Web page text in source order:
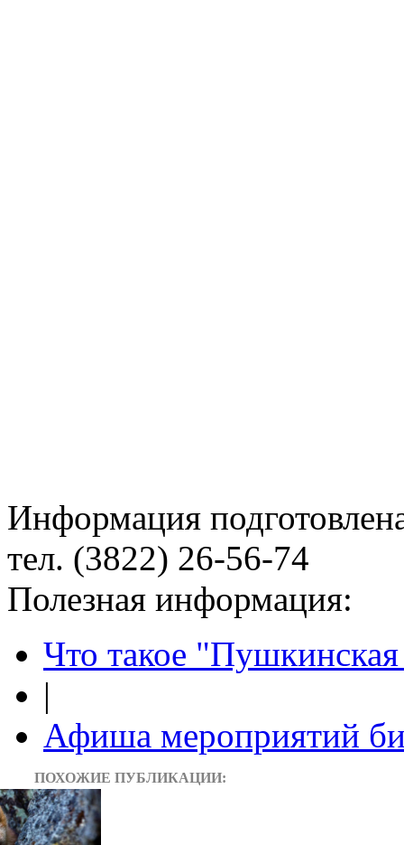
Информация
тел. (3822) 26-56-74
Полезная информация:
Что такое "Пушкинская
|
Афиша мероприятий
ПОХОЖИЕ ПУБЛИКАЦИИ: